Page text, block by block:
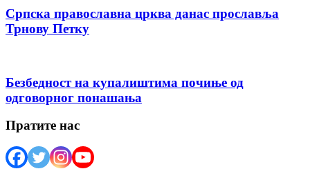
Српска православна црква данас прославља
Трнову Петку
Безбедност на купалиштима почиње од
одговорног понашања
Пратите нас